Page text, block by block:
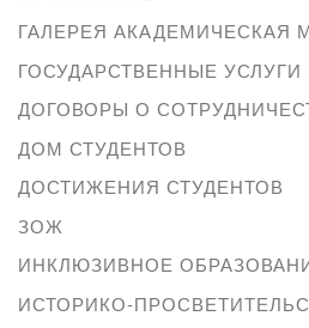
ГАЛЕРЕЯ АКАДЕМИЧЕСКАЯ
ГОСУДАРСТВЕННЫЕ УСЛУГИ
ДОГОВОРЫ О
ДОМ СТУДЕНТОВ
ДОСТИЖЕНИЯ СТУДЕНТОВ
ЗОЖ
ИНКЛЮЗИВНОЕ
ИСТОРИКО-